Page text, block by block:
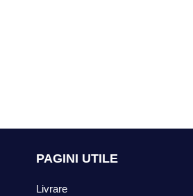
PAGINI UTILE
Livrare